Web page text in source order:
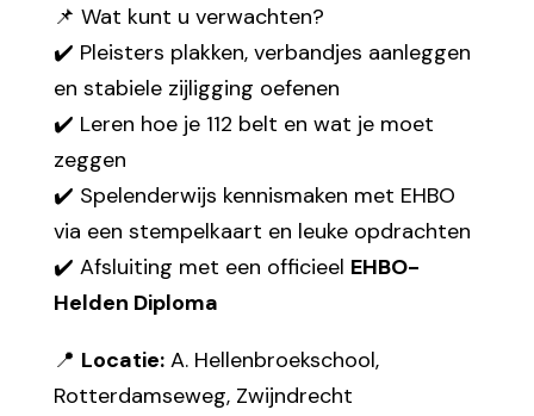
📌 Wat kunt u verwachten?
✔️ Pleisters plakken, verbandjes aanleggen
en stabiele zijligging oefenen
✔️ Leren hoe je 112 belt en wat je moet
zeggen
✔️ Spelenderwijs kennismaken met EHBO
via een stempelkaart en leuke opdrachten
✔️ Afsluiting met een officieel EHBO-
Helden Diploma
📍 Locatie:A. Hellenbroekschool,
Rotterdamseweg, Zwijndrecht